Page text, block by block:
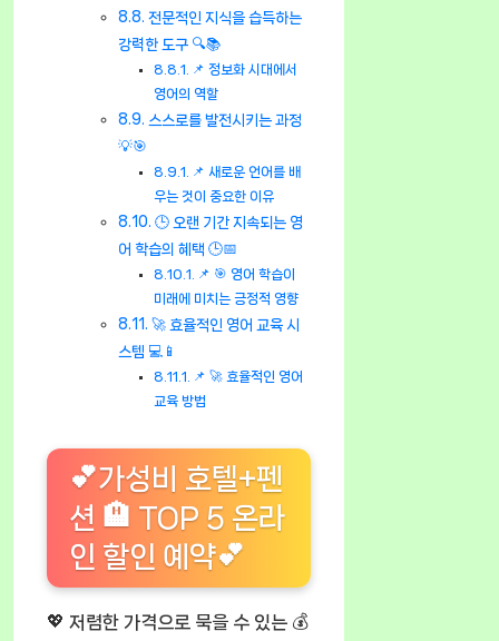
전문적인 지식을 습득하는
강력한 도구 🔍📚
📌 정보화 시대에서
영어의 역할
스스로를 발전시키는 과정
💡🎯
📌 새로운 언어를 배
우는 것이 중요한 이유
🕒 오랜 기간 지속되는 영
어 학습의 혜택 🕒📅
📌 🎯 영어 학습이
미래에 미치는 긍정적 영향
🚀 효율적인 영어 교육 시
스템 💻📱
📌 🚀 효율적인 영어
교육 방법
💕가성비 호텔+펜
션 🏨 TOP 5 온라
인 할인 예약💕
💖 저렴한 가격으로 묵을 수 있는 💰